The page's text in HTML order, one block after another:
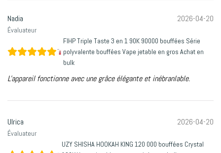
Nadia
Évaluateur
2026-04-20
FIHP Triple Taste 3 en 1 90K 90000 bouffées Série
polyvalente bouffées Vape jetable en gros Achat en
bulk
L'appareil fonctionne avec une grâce élégante et inébranlable.
Ulrica
Évaluateur
2026-04-20
UZY SHISHA HOOKAH KING 120 000 bouffées Crystal